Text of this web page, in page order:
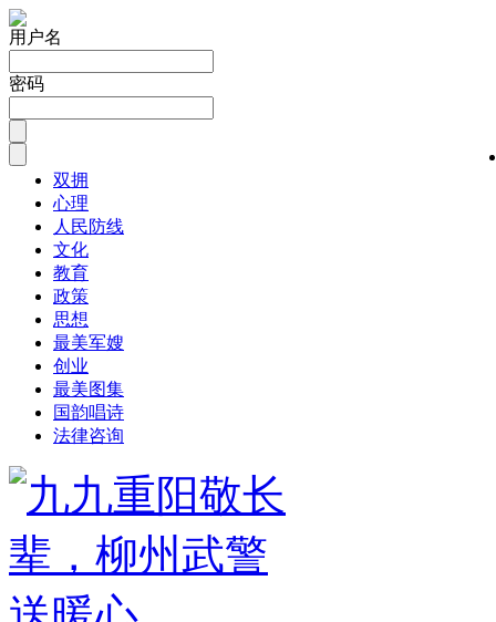
用户名
密码
双拥
心理
人民防线
文化
教育
政策
思想
最美军嫂
创业
最美图集
国韵唱诗
法律咨询